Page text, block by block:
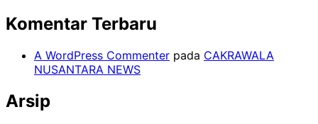
Komentar Terbaru
A WordPress Commenter pada CAKRAWALA
NUSANTARA NEWS
Arsip